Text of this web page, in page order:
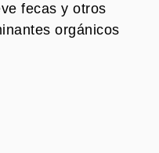
fecas y otros
orgánicos